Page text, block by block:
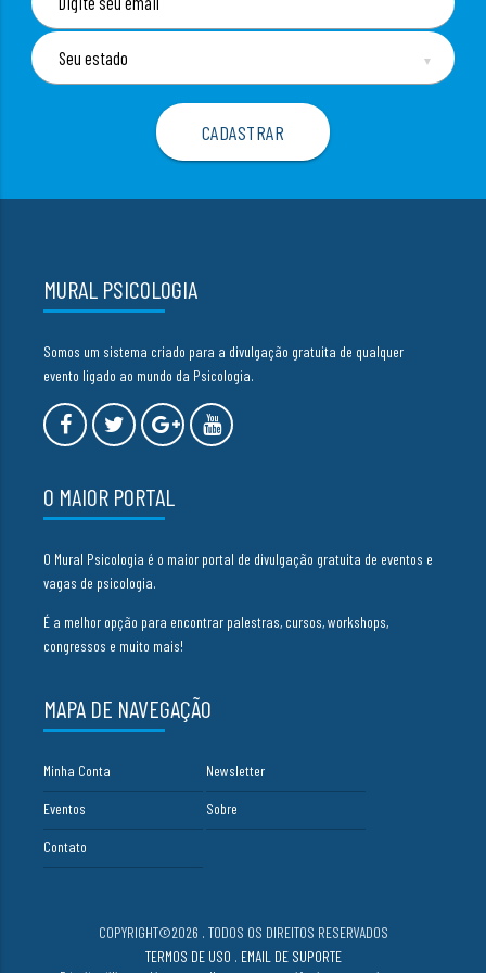
▼
MURAL PSICOLOGIA
Somos um sistema criado para a divulgação gratuita de qualquer
evento ligado ao mundo da Psicologia.
O MAIOR PORTAL
O Mural Psicologia é o maior portal de divulgação gratuita de eventos e
vagas de psicologia.
É a melhor opção para encontrar palestras, cursos, workshops,
congressos e muito mais!
MAPA DE NAVEGAÇÃO
Minha Conta Newsletter
Eventos Sobre
Contato
COPYRIGHT©2026 . TODOS OS DIREITOS RESERVADOS
TERMOS DE USO . EMAIL DE SUPORTE